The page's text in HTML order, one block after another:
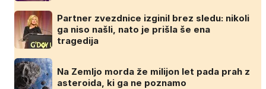
Partner zvezdnice izginil brez sledu: nikoli
ga niso našli, nato je prišla še ena
tragedija
Na Zemljo morda že milijon let pada prah z
asteroida, ki ga ne poznamo